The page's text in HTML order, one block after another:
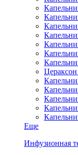
Еще
Инфузионная